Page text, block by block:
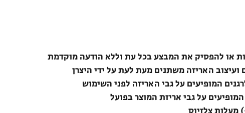
או להפסיק את המבצע בכל עת וללא הודעה מוקדמת
ועיצוב האריזה משתנים מעת לעת על ידי היצרן
המופיעים על גבי האריזה לפני השימוש
על גבי אריזת המוצר בפועל